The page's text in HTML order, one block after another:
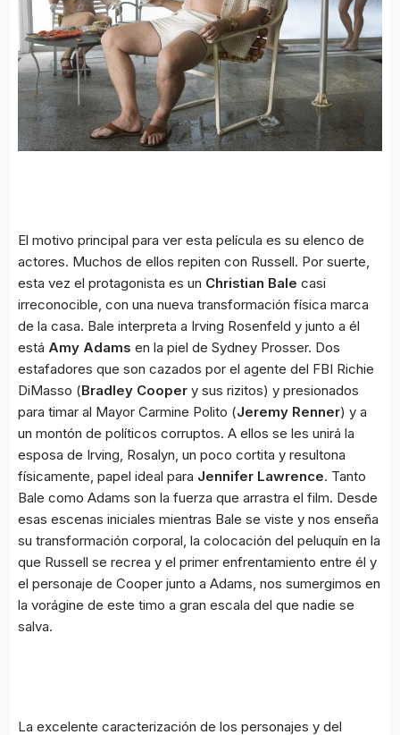
El motivo principal para ver esta película es su elenco de
actores. Muchos de ellos repiten con Russell. Por suerte,
esta vez el protagonista es un Christian Bale casi
irreconocible, con una nueva transformación física marca
de la casa. Bale interpreta a Irving Rosenfeld y junto a él
está Amy Adams en la piel de Sydney Prosser. Dos
estafadores que son cazados por el agente del FBI Richie
DiMasso (Bradley Cooper y sus rizitos) y presionados
para timar al Mayor Carmine Polito (Jeremy Renner) y a
un montón de políticos corruptos. A ellos se les unirá la
esposa de Irving, Rosalyn, un poco cortita y resultona
físicamente, papel ideal para Jennifer Lawrence. Tanto
Bale como Adams son la fuerza que arrastra el film. Desde
esas escenas iniciales mientras Bale se viste y nos enseña
su transformación corporal, la colocación del peluquín en la
que Russell se recrea y el primer enfrentamiento entre él y
el personaje de Cooper junto a Adams, nos sumergimos en
la vorágine de este timo a gran escala del que nadie se
salva.
La excelente caracterización de los personajes y del